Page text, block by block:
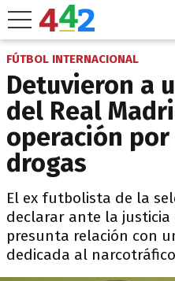
FÚTBOL INTERNACIONAL
Detuvieron a
del Real
operación
drogas
El ex futbolista de la
declarar ante la justicia
presunta relación con
dedicada al